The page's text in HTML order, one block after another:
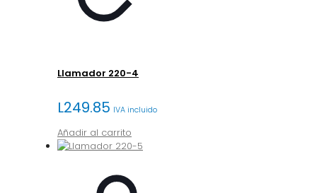
Llamador 220-4
L249.85 IVA incluido
Añadir al carrito